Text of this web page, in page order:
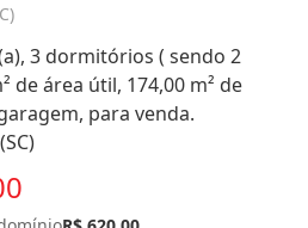
3 dormitórios ( sendo 2
de área útil, 174,00 m² de
para venda.